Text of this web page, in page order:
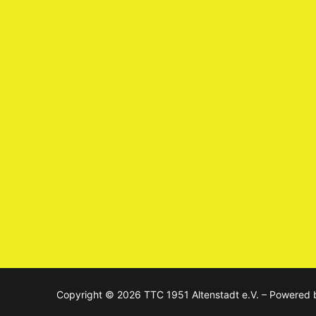
Copyright © 2026 TTC 1951 Altenstadt e.V. – Powered